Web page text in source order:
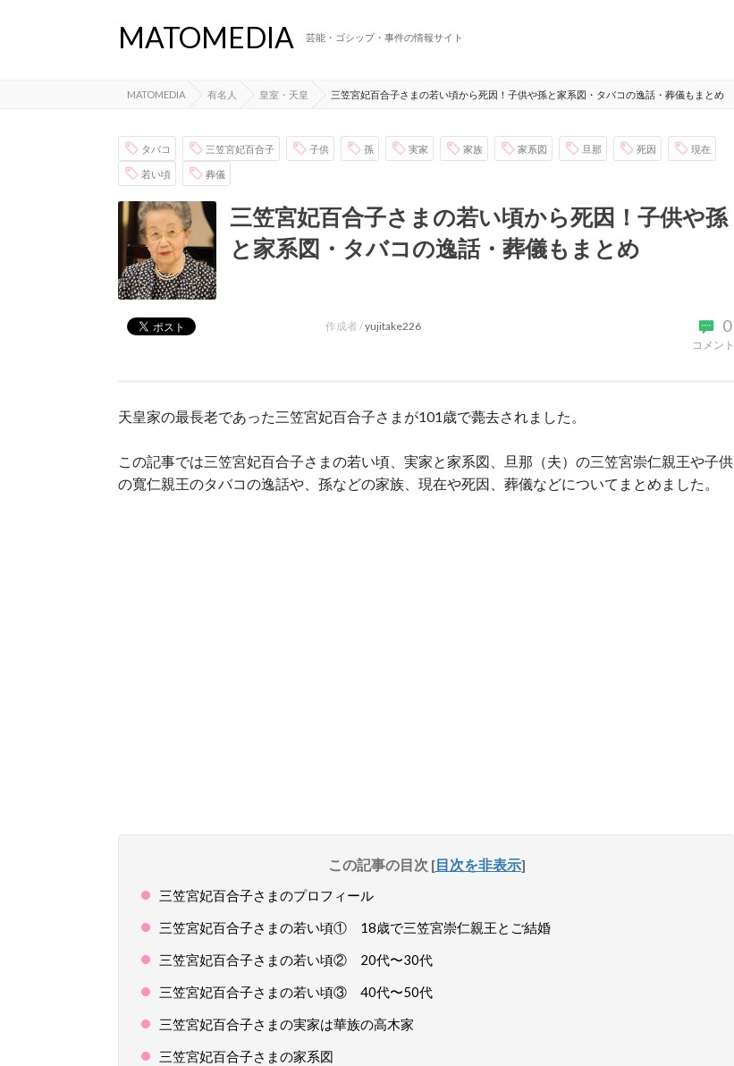
MATOMEDIA 芸能・ゴシップ・事件の情報サイト
MATOMEDIA 有名人 皇室・天皇 三笠宮妃百合子さまの若い頃から死因！子供や孫と家系図・タバコの逸話・葬儀もまとめ
タバコ 三笠宮妃百合子 子供 孫 実家 家族 家系図 旦那 死因 現在
若い頃 葬儀
三笠宮妃百合子さまの若い頃から死因！子供や孫
と家系図・タバコの逸話・葬儀もまとめ
0
コメント
作成者 /yujitake226
天皇家の最長老であった三笠宮妃百合子さまが101歳で薨去されました。
この記事では三笠宮妃百合子さまの若い頃、実家と家系図、旦那（夫）の三笠宮崇仁親王や子供
の寬仁親王のタバコの逸話や、孫などの家族、現在や死因、葬儀などについてまとめました。
この記事の目次 [目次を非表示]
三笠宮妃百合子さまのプロフィール
三笠宮妃百合子さまの若い頃① 18歳で三笠宮崇仁親王とご結婚
三笠宮妃百合子さまの若い頃② 20代〜30代
三笠宮妃百合子さまの若い頃③ 40代〜50代
三笠宮妃百合子さまの実家は華族の高木家
三笠宮妃百合子さまの家系図